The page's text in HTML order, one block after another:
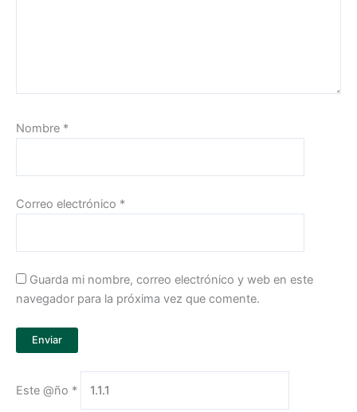
Nombre *
Correo electrónico *
Guarda mi nombre, correo electrónico y web en este
navegador para la próxima vez que comente.
Este @ño *